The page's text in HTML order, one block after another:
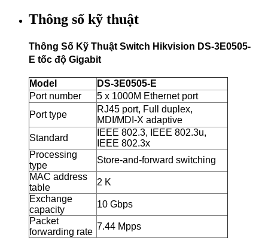
Thông số kỹ thuật
Thông Số Kỹ Thuật Switch Hikvision DS-3E0505-
E tốc độ Gigabit
Model
DS-3E0505-E
Port number
5 x 1000M Ethernet port
Port type
RJ45 port, Full duplex,
MDI/MDI-X adaptive
Standard
IEEE 802.3, IEEE 802.3u,
IEEE 802.3x
Processing
type
Store-and-forward switching
MAC address
table
2 K
Exchange
capacity
10 Gbps
Packet
forwarding rate
7.44 Mpps